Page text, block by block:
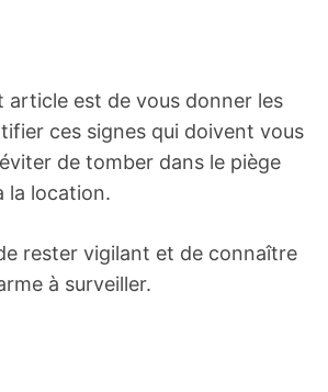
article est de vous donner les
ces signes qui doivent vous
de tomber dans le piège
la location.
rester vigilant et de connaître
à surveiller.